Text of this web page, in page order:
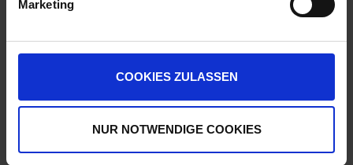
Marketing
COOKIES ZULASSEN
NUR NOTWENDIGE COOKIES
Ortiva
26,78 € / l
ZUM PRODUKT
Amistar Gold
zzgl. MwSt.
23,86 € / l
ZUM PRODUKT